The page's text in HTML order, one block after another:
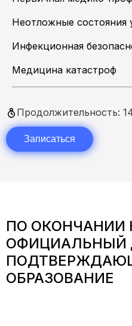
Неотложные состояния
Инфекционная
Медицина катастроф
Продолжительность:
Записаться
ПО ОКОНЧАНИИ
ОФИЦИАЛЬНЫЙ
ОБРАЗОВАНИЕ